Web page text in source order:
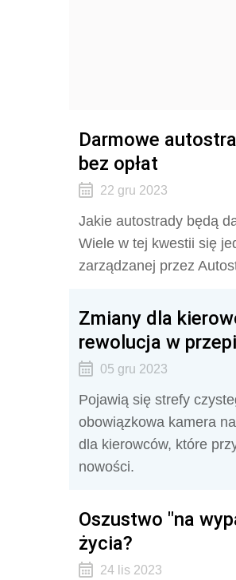
Darmowe
bez opłat
22 gru 2023
Jakie autostrady będą
Wiele w tej kwestii się
zarządzanej przez
Zmiany dla
rewolucja w
05 gru 2023
Pojawią się strefy
obowiązkowa kamera
dla kierowców, które
nowości.
Oszustwo "na
życia?
24 lis 2023